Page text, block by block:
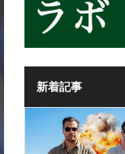
新着記事